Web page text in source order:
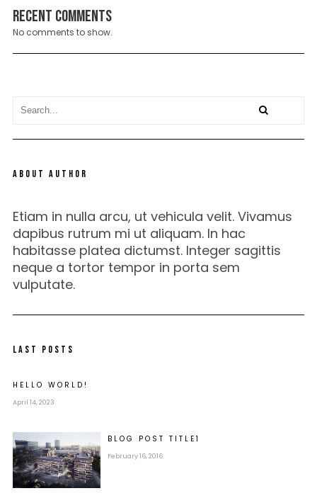
Recent Comments
No comments to show.
ABOUT AUTHOR
Etiam in nulla arcu, ut vehicula velit. Vivamus
dapibus rutrum mi ut aliquam. In hac
habitasse platea dictumst. Integer sagittis
neque a tortor tempor in porta sem
vulputate.
LAST POSTS
HELLO WORLD!
April 14, 2023
BLOG POST TITLE 1
February 16, 2016